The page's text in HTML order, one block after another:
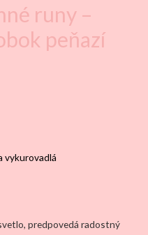
runy –
peňazí
vykurovadlá
predpovedá radostný